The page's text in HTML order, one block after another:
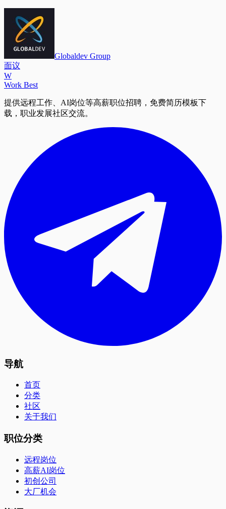
Globaldev Group
面议
W
Work Best
提供远程工作、AI岗位等高薪职位招聘，免费简历模板下
载，职业发展社区交流。
导航
首页
分类
社区
关于我们
职位分类
远程岗位
高薪AI岗位
初创公司
大厂机会